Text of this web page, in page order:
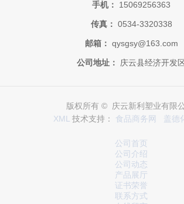
手机： 15069256363
传真： 0534-3320338
邮箱： qysgsy@163.com
公司地址： 庆云县经济开发区
版权所有 © 庆云新利塑业有限
XML 技术支持： 食品商务网 盖德
公司首页
公司介绍
公司动态
产品展厅
证书荣誉
联系方式